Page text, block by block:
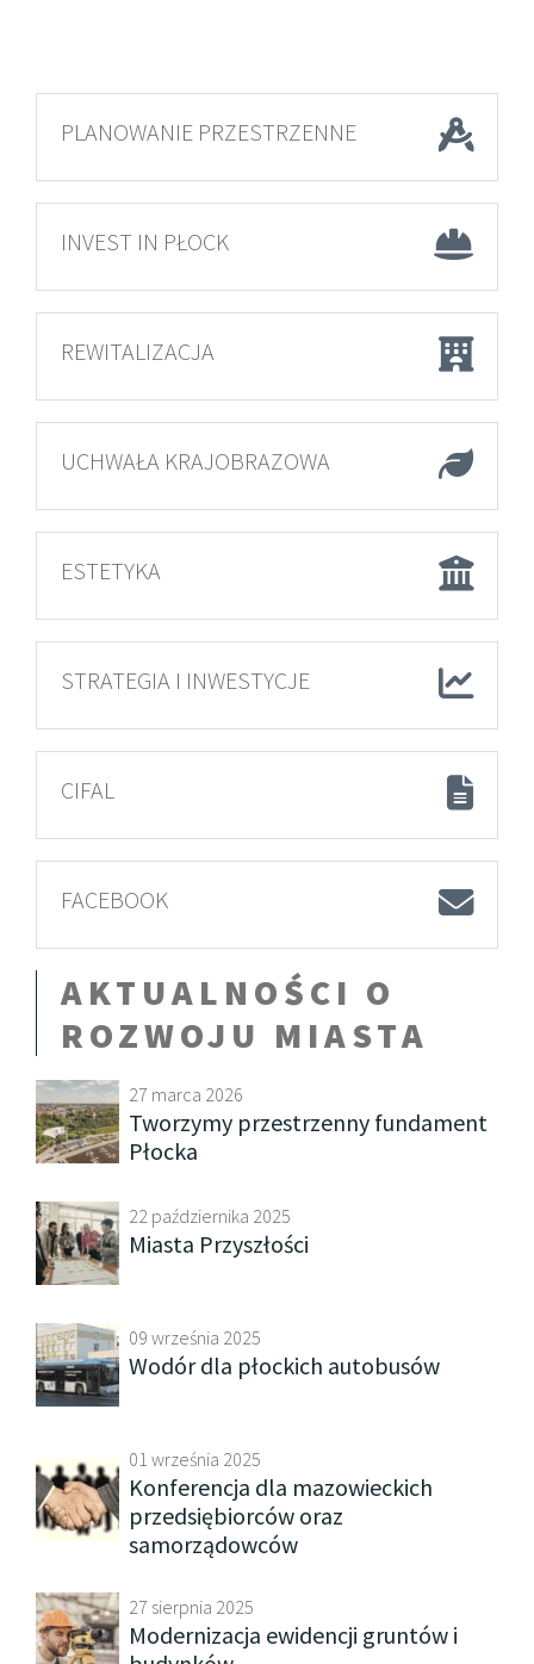
PLANOWANIE PRZESTRZENNE
INVEST IN PŁOCK
REWITALIZACJA
UCHWAŁA KRAJOBRAZOWA
ESTETYKA
STRATEGIA I INWESTYCJE
CIFAL
FACEBOOK
AKTUALNOŚCI O
ROZWOJU MIASTA
27 marca 2026
Tworzymy przestrzenny fundament
Płocka
22 października 2025
Miasta Przyszłości
09 września 2025
Wodór dla płockich autobusów
01 września 2025
Konferencja dla mazowieckich
przedsiębiorców oraz
samorządowców
27 sierpnia 2025
Modernizacja ewidencji gruntów i